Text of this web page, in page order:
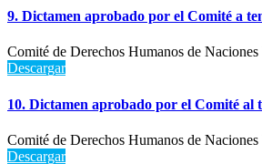
9. Dictamen aprobado por el Comité a
Comité de Derechos Humanos de
Descargar
10. Dictamen aprobado por el Comité al
Comité de Derechos Humanos de
Descargar